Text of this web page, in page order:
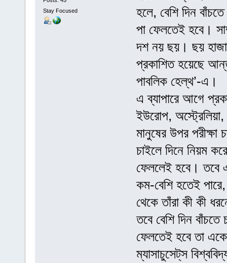
Stay Focused
হলে, বেশি দিন
পা ফেলতেই হবে।
দশ নয় ছয়। ছয়
প্রকাশিত হয়েছে
পাবলিক হেল্থ’-এ।
এ ব্যাপারে আগে
ইউরোপ,
মানুষের উপর পরীক্ষা
চাইলে দিনে নিয়ম
ফেললেই হবে। তবে
কম-বেশি হতেই
থেকে তাঁরা কী কী
তবে বেশি দিন
ফেলতেই হবে তা
ম্যাসাচুসেট্‌স